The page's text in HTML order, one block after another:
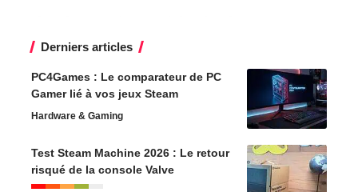
Derniers articles
PC4Games : Le comparateur de PC
Gamer lié à vos jeux Steam
Hardware & Gaming
Test Steam Machine 2026 : Le retour
risqué de la console Valve